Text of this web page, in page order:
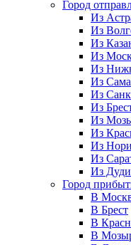
Город
Из
Из
Из
Из
Из
Из
Из
Из
Из
Из
Из
Из
Из
Город
В
В Брест
В
В